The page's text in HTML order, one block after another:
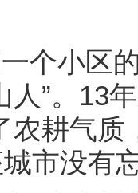
个小区
人”。13
农耕气
市没有